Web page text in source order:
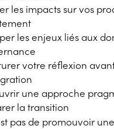
les impacts sur vos
les enjeux liés aux
votre réflexion
une approche
la transition
pas de promouvoir